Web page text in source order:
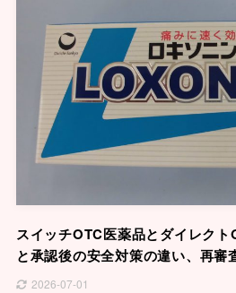
スイッチOTC医薬品とダイレク
と承認後の安全対策の違い、再審
2026-07-01